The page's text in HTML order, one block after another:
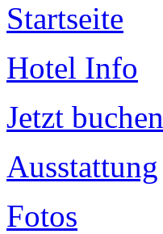
Startseite
Hotel Info
Jetzt buchen
Ausstattung
Fotos